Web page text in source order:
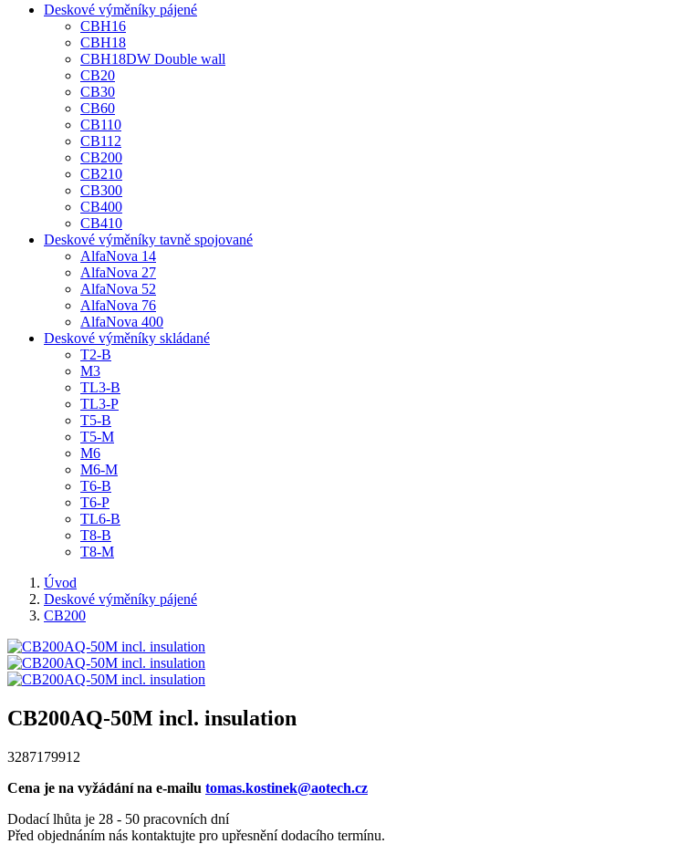
Deskové výměníky pájené
CBH16
CBH18
CBH18DW Double wall
CB20
CB30
CB60
CB110
CB112
CB200
CB210
CB300
CB400
CB410
Deskové výměníky tavně spojované
AlfaNova 14
AlfaNova 27
AlfaNova 52
AlfaNova 76
AlfaNova 400
Deskové výměníky skládané
T2-B
M3
TL3-B
TL3-P
T5-B
T5-M
M6
M6-M
T6-B
T6-P
TL6-B
T8-B
T8-M
Úvod
Deskové výměníky pájené
CB200
CB200AQ-50M incl. insulation
3287179912
Cena je na vyžádání na e-mailu tomas.kostinek@aotech.cz
Dodací lhůta je 28 - 50 pracovních dní
Před objednáním nás kontaktujte pro upřesnění dodacího termínu.